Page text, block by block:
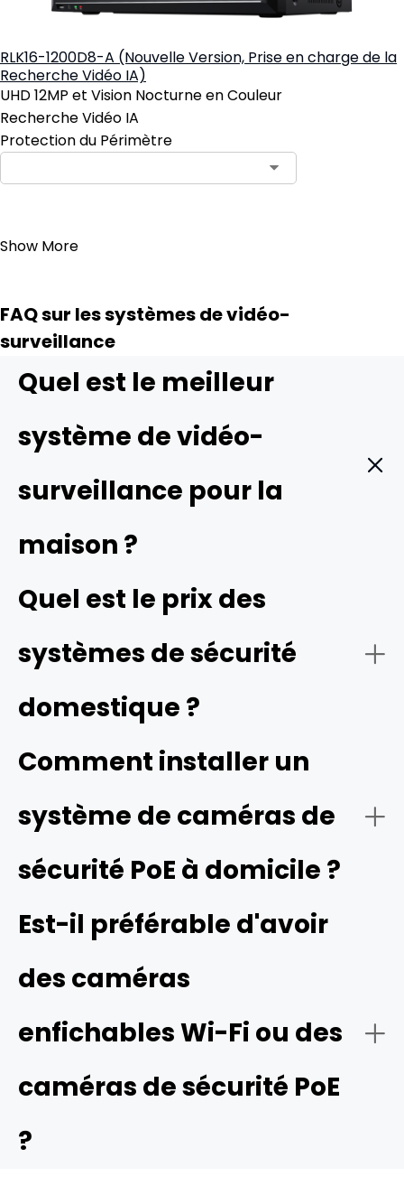
RLK16-1200D8-A (Nouvelle Version, Prise en charge de la
Recherche Vidéo IA)
UHD 12MP et Vision Nocturne en Couleur
Recherche Vidéo IA
Protection du Périmètre
Show More
FAQ sur les systèmes de vidéo-
surveillance
Quel est le meilleur
système de vidéo-
surveillance pour la
maison ?
Les meilleurs systèmes de vidéo-surveillance pour la
maison offrent souvent des fonctionnalités avancées
vision, la vision nocturne infrarouge ou couleur, et la
compatibilité avec les maisons intelligentes. Pour un
système complet, recherchez des options qui offrent
une excellente qualité d'image, une vision nocturne
installation et une utilisation faciles, comme les systèmes
Quel est le prix des
systèmes de sécurité
domestique ?
Comment installer un
système de caméras de
sécurité PoE à domicile ?
Est-il préférable d'avoir
des caméras
enfichables Wi-Fi ou des
caméras de sécurité PoE
?